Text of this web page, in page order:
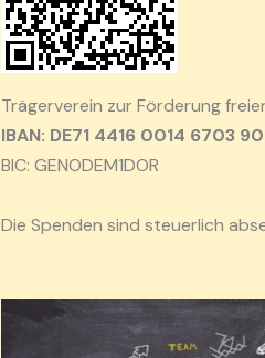
Trägerverein zur Förderung
IBAN: DE71 4416 0014 6703
BIC: GENODEM1DOR
Die Spenden sind steuerlich